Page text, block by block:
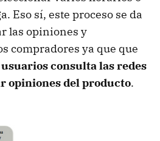
Eso sí, este proceso se da
las opiniones y
compradores ya que que
consulta las redes
opiniones del producto.